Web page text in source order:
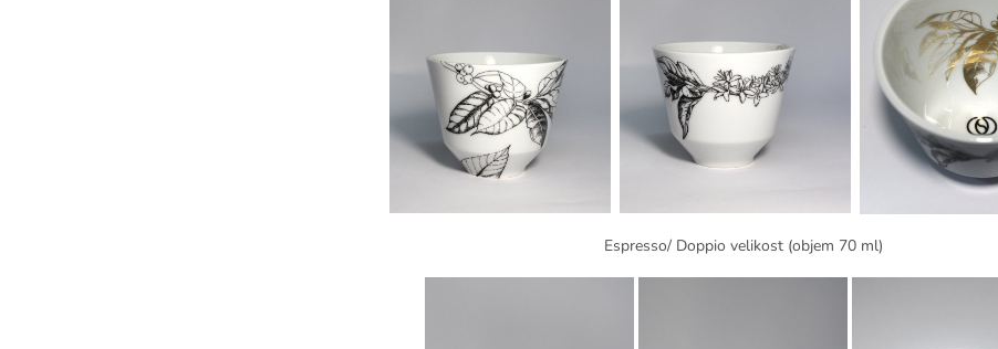
Espresso/ Doppio velikost (objem 70 ml)